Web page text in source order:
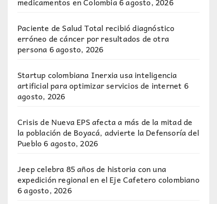
Paciente de Salud Total recibió diagnóstico
erróneo de cáncer por resultados de otra
persona6 agosto, 2026
Startup colombiana Inerxia usa inteligencia
artificial para optimizar servicios de internet 6
agosto, 2026
Crisis de Nueva EPS afecta a más de la mitad de
la población de Boyacá, advierte la Defensoría del
Pueblo6 agosto, 2026
Jeep celebra 85 años de historia con una
expedición regional en el Eje Cafetero colombiano
6 agosto, 2026